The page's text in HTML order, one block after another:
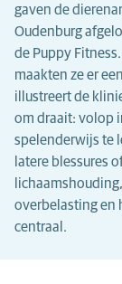
gaven de
Oudenburg
de Puppy
maakten ze er
illustreert de
om draait: volop
spelenderwijs te
latere blessures
overbelasting en
centraal.